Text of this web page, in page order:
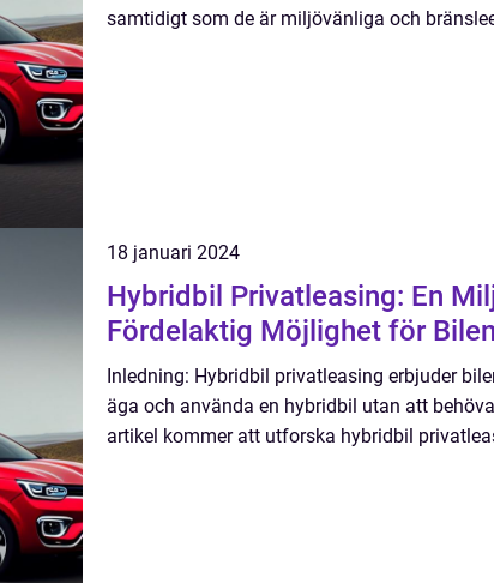
samtidigt som de är miljövänliga och
18 januari 2024
Hybridbil Privatleasing: En
Fördelaktig Möjlighet för
Inledning: Hybridbil privatleasing erbjuder
äga och använda en hybridbil utan att
artikel kommer att utforska hybridbil